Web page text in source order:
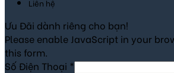
Liên hệ
Ưu Đãi dành riêng cho bạn!
Please enable JavaScript in your
this form.
Số Điện Thoại *